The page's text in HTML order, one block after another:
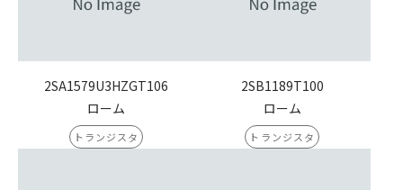
2SA1579U3HZGT106
ローム
トランジスタ
2SB1189T100
ローム
トランジスタ